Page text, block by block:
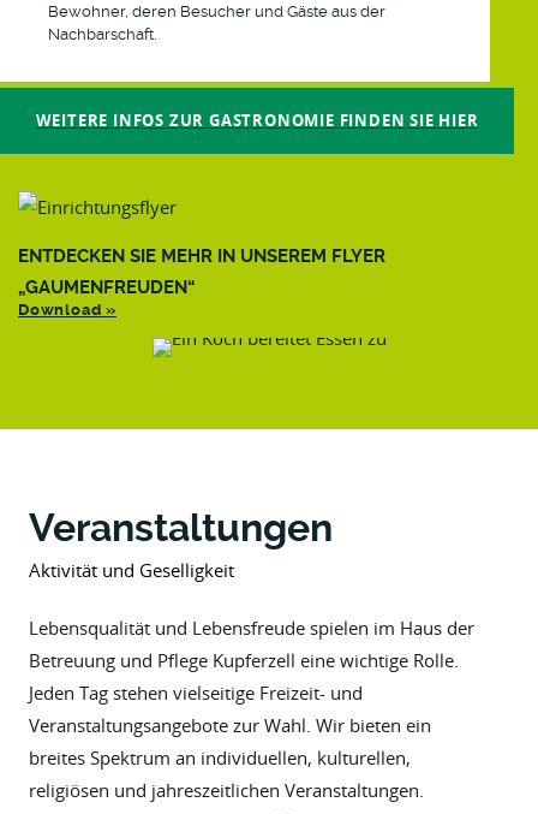
Bewohner, deren Besucher und Gäste aus der
Nachbarschaft.
WEITERE INFOS ZUR GASTRONOMIE FINDEN SIE HIER
ENTDECKEN SIE MEHR IN UNSEREM FLYER
„GAUMENFREUDEN“
Download »
Veranstaltungen
Aktivität und Geselligkeit
Lebensqualität und Lebensfreude spielen im Haus der
Betreuung und Pflege Kupferzell eine wichtige Rolle.
Jeden Tag stehen vielseitige Freizeit- und
Veranstaltungsangebote zur Wahl. Wir bieten ein
breites Spektrum an individuellen, kulturellen,
religiösen und jahreszeitlichen Veranstaltungen.